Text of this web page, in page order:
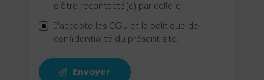
d'être recontacté(e) par celle-ci.
J'accepte les CGU et la politique de
confidentialité du présent site.